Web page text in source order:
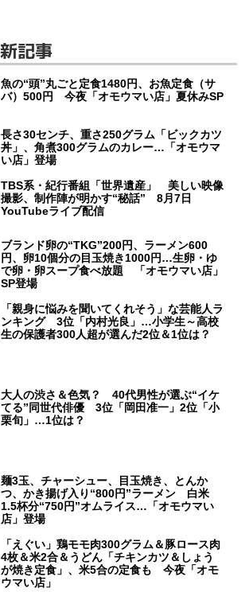
記事
魚の“頭”丸ごと定食1480円、お魚定食（サ
バ）500円 今夜「オモウマい店」夏休みSP
長さ30センチ、重さ250グラム「ビックカツ
丼」、角煮300グラムのカレー…「オモウマ
い店」登場
TBS系・紀行番組「世界遺産」 美しい映像
撮影、制作陣が明かす“秘話” 8月7日
YouTubeライブ配信
ブランド卵の“TKG”200円、ラーメン600
円、卵10個分の目玉焼き1000円…生卵・ゆ
で卵・卵スープ食べ放題 「オモウマい店」
SP登場
「親身に悩みを聞いてくれそう」な芸能人ラ
ンキング 3位「内村光良」…小学生～高校
生の保護者300人超が選んだ2位＆1位は？
大人の渋さ＆色気？ 40代男性が選ぶ“イケ
てる”同世代俳優 3位「岡田准一」2位「小
栗旬」…1位は？
麺3玉、チャーシュー、目玉焼き、とんか
つ、かき揚げ入り“800円”ラーメン 白米
1.5杯分“750円”オムライス…「オモウマい
店」登場
「えぐい」鶏モモ肉300グラム＆豚ロース肉
4枚＆米2合＆うどん「チキンカツ＆しょう
が焼き定食」、米5合の定食も 今夜「オモ
ウマい店」